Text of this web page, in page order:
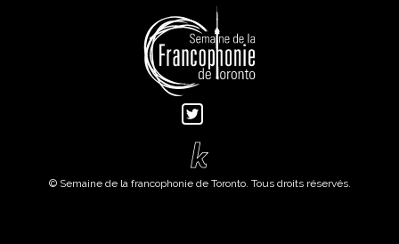
© Semaine de la francophonie de Toronto. Tous droits réservés.